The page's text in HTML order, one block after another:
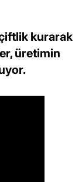
kurarak
üretimin